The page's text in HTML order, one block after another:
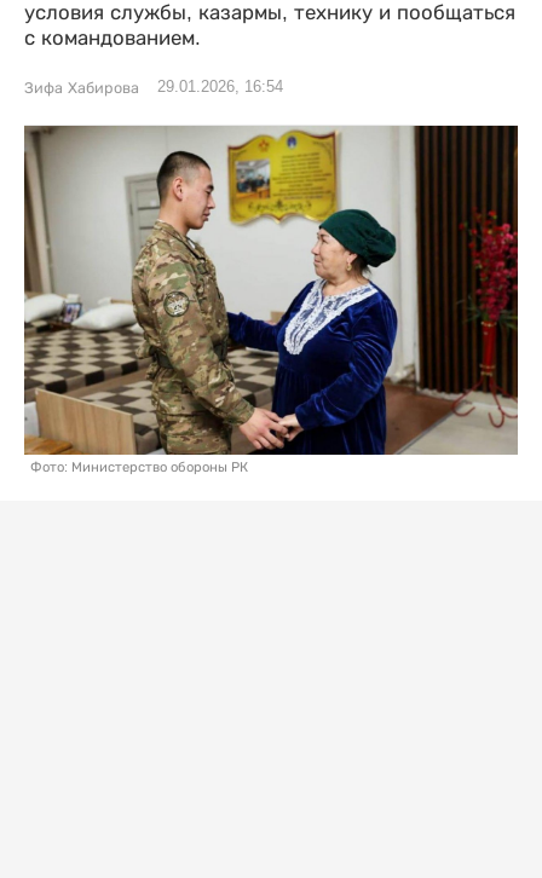
условия службы, казармы, технику и пообщаться
с командованием.
Зифа Хабирова 29.01.2026, 16:54
Фото: Министерство обороны РК